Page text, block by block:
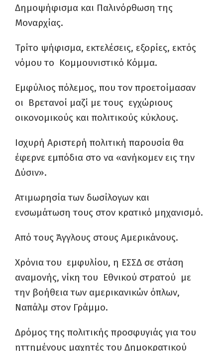
Δημοψήφισμα και Παλινόρθωση της
Μοναρχίας.
Τρίτο ψήφισμα, εκτελέσεις, εξορίες, εκτός
νόμου το Κομμουνιστικό Κόμμα.
Εμφύλιος πόλεμος, που τον προετοίμασαν
οι Βρετανοί μαζί με τους εγχώριους
οικονομικούς και πολιτικούς κύκλους.
Ισχυρή Αριστερή πολιτική παρουσία θα
έφερνε εμπόδια στο να «ανήκομεν εις την
Δύσιν».
Ατιμωρησία των δωσίλογων και
ενσωμάτωση τους στον κρατικό μηχανισμό.
Από τους Άγγλους στους Αμερικάνους.
Χρόνια του εμφυλίου, η ΕΣΣΔ σε στάση
αναμονής, νίκη του Εθνικού στρατού με
την βοήθεια των αμερικανικών όπλων,
Ναπάλμ στον Γράμμο.
Δρόμος της πολιτικής προσφυγιάς για του
ηττημένους μαχητές του Δημοκρατικού